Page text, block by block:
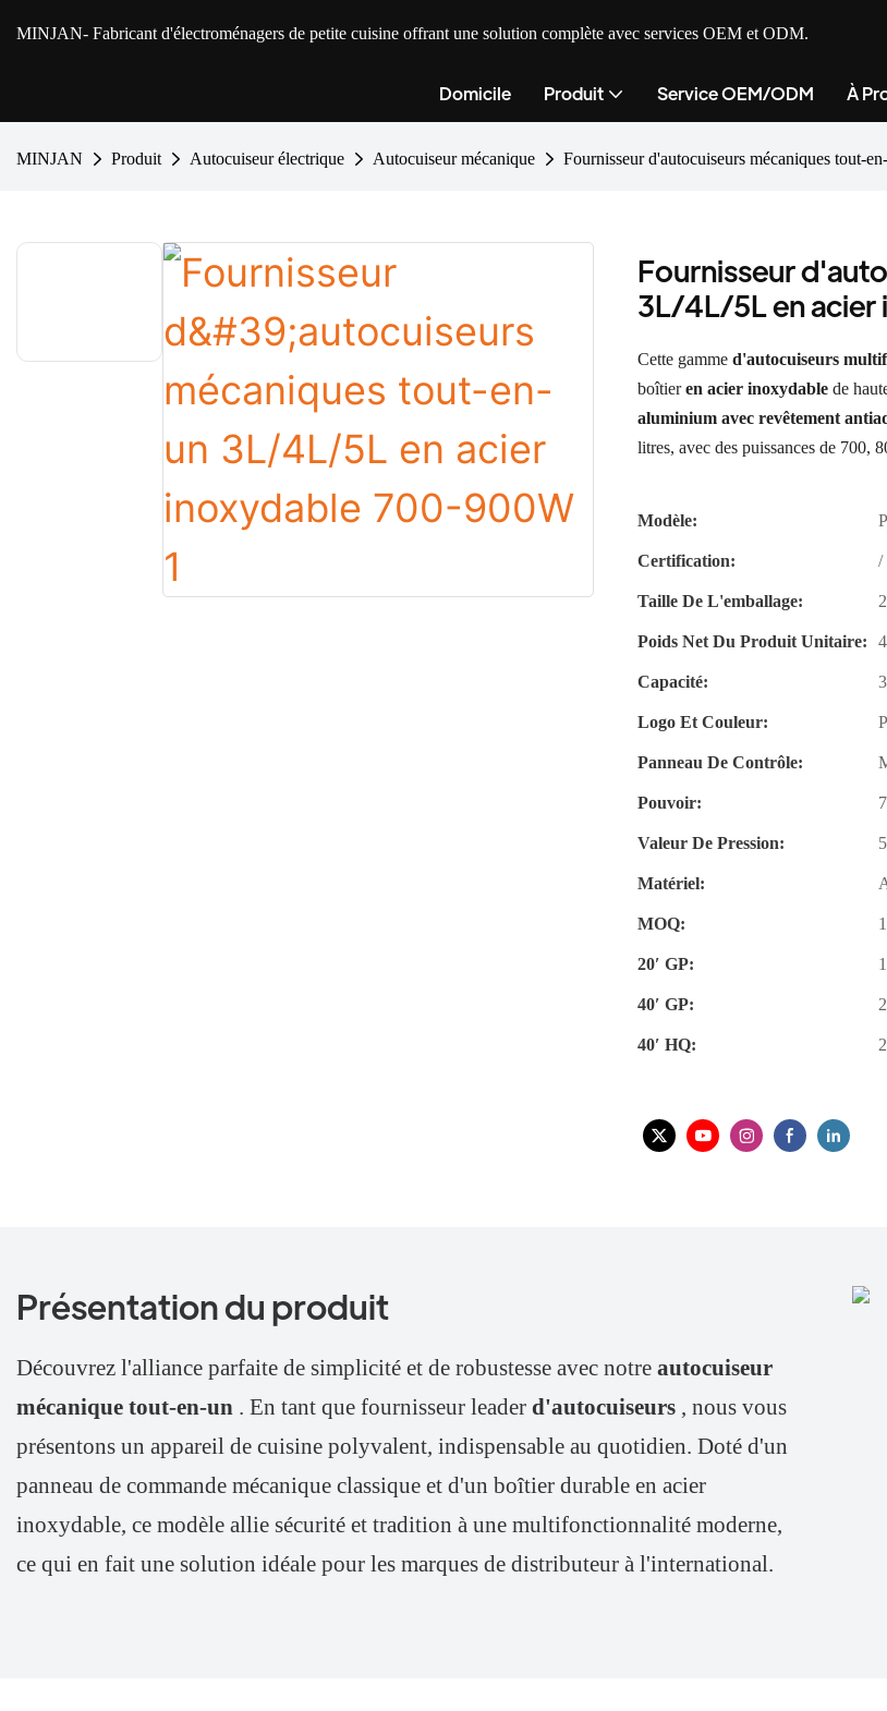
MINJAN- Fabricant d'électroménagers de petite cuisine offrant une solution complète avec services OEM et ODM.
Domicile Produit Service OEM/ODM À
MINJAN Produit Autocuiseur électrique Autocuiseur mécanique Fournisseur d'autocuiseurs mécaniques tout-
Fournisseur
3L/4L/5L en
Cette gamme d'autocuiseurs
boîtieren acier inoxydable de
aluminium avec revêtement
litres, avec des puissances de 700,
Modèle:
Certification:
/
Taille De L'emballage:
Poids Net Du Produit Unitaire:
Capacité:
Logo Et Couleur:
Panneau De Contrôle:
Pouvoir:
Valeur De Pression:
Matériel:
MOQ:
20′ GP:
40′ GP:
40′ HQ:
Présentation du produit
Découvrez l'alliance parfaite de simplicité et de robustesse avec notre autocuiseur
mécanique tout-en-un . En tant que fournisseur leader d'autocuiseurs , nous vous
présentons un appareil de cuisine polyvalent, indispensable au quotidien. Doté d'un
panneau de commande mécanique classique et d'un boîtier durable en acier
inoxydable, ce modèle allie sécurité et tradition à une multifonctionnalité moderne,
ce qui en fait une solution idéale pour les marques de distributeur à l'international.